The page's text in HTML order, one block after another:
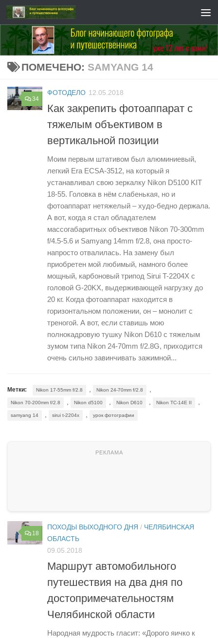
Перейти к содержимому
ПОМЕЧЕНО: SAMYANG 14
34
ФОТОДЕЛО 12.05.2018
Как закрепить фотоаппарат с
тяжелым объективом в
вертикальной позиции
Моим первым штативом был алюминиевый,
легкий Era ECSA-3512, на который я
устанавливал свою зеркалку Nikon D5100 KIT
18-55. Головка в нём слабенькая, но и
фотоаппарат нетяжелый – худо-бедно держала.
А вот, когда я стал обладателем
массогабаритных объективов Nikon 70-300mm
f/4.5-5.6 и Samyang 14mm f/2.8, она просто-
напросто отвалилась. На замену был
приобретен мой любимый, намного более
мощный, карбоновый трипод Sirui T-2204X с
головой G-20KX, выдерживающей нагрузку до
20 кг. Когда фотоаппарат находится в
горизонтальном положении, он – монолит с
треногой. А вот, если ставишь мою
полнокадровую тушку Nikon D610 с тяжелым
зумом типа Nikon 24-70mm f/2.8G, приходится
очень сильно завинчивать зажимной...
Метки: Nikon 17-55mm f/2.8 , Nikon 24-70mm f/2.8 ,
Nikon 70-200mm f/2.8 , Nikon d5100 , Nikon D610 , Nikon TC-14E II ,
samyang 14 , sirui t-2204x , урок фотографии
18
ПОХОДЫ ВЫХОДНОГО ДНЯ / ЧЕЛЯБИНСКАЯ
ОБЛАСТЬ
09.05.2018
Маршрут автомобильного
путешествия на два дня по
достопримечательностям
Челябинской области
Народная мудрость гласит: «Дорого яичко к